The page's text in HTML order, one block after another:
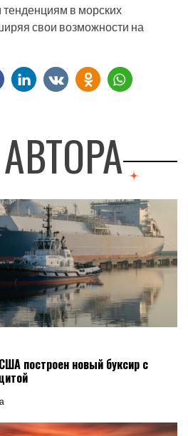
тенденциям в морских
свои возможности на
построен новый буксир с